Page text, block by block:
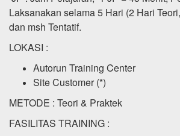
Laksanakan selama 5 Hari (2 Hari
dan msh Tentatif.
LOKASI :
Autorun Training Center
Site Customer (*)
METODE : Teori & Praktek
FASILITAS TRAINING :